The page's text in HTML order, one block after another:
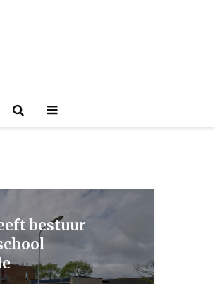
bestuur